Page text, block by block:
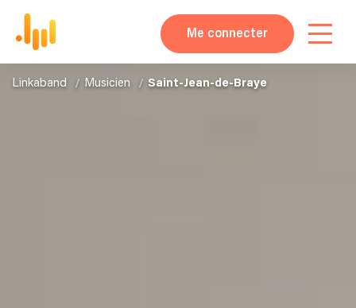
Me connecter
Linkaband Musicien Saint-Jean-de-Braye